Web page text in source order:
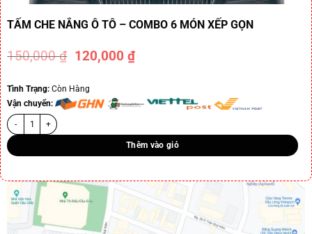
TẤM CHE NẮNG Ô TÔ – COMBO 6 MÓN XẾP GỌN
150,000₫ 120,000₫
Tình Trạng:Còn Hàng
Vận chuyển:
Thêm vào giỏ